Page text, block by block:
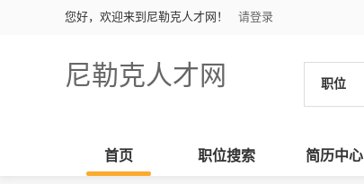
您好，欢迎来到尼勒克人才网！ 请登录
尼勒克人才网 职位
首页 职位搜索 简历中心